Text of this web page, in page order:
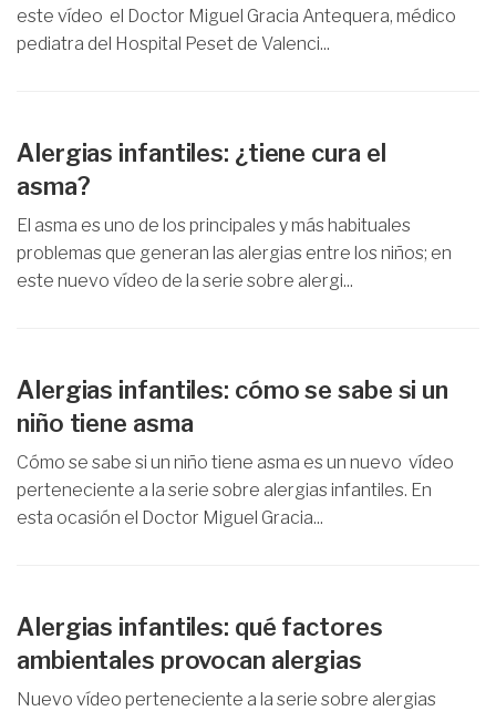
este vídeo el Doctor Miguel Gracia Antequera, médico
pediatra del Hospital Peset de Valenci...
Alergias infantiles: ¿tiene cura el
asma?
El asma es uno de los principales y más habituales
problemas que generan las alergias entre los niños; en
este nuevo vídeo de la serie sobre alergi...
Alergias infantiles: cómo se sabe si un
niño tiene asma
Cómo se sabe si un niño tiene asma es un nuevo vídeo
perteneciente a la serie sobre alergias infantiles. En
esta ocasión el Doctor Miguel Gracia...
Alergias infantiles: qué factores
ambientales provocan alergias
Nuevo vídeo perteneciente a la serie sobre alergias